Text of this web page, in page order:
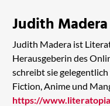
Judith Madera
Judith Madera ist
Herausgeberin des
schreibt sie
Fiction, Anime und
https://